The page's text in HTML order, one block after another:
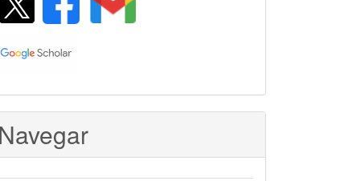
Navegar